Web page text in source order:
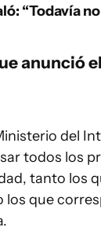
“Todavía
anunció
del
todos los
tanto los
los que